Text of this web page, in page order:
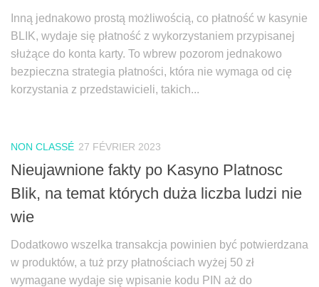
Inną jednakowo prostą możliwością, co płatność w kasynie
BLIK, wydaje się płatność z wykorzystaniem przypisanej
służące do konta karty. To wbrew pozorom jednakowo
bezpieczna strategia płatności, która nie wymaga od cię
korzystania z przedstawicieli, takich...
NON CLASSÉ 27 FÉVRIER 2023
Nieujawnione fakty po Kasyno Platnosc
Blik, na temat których duża liczba ludzi nie
wie
Dodatkowo wszelka transakcja powinien być potwierdzana
w produktów, a tuż przy płatnościach wyżej 50 zł
wymagane wydaje się wpisanie kodu PIN aż do